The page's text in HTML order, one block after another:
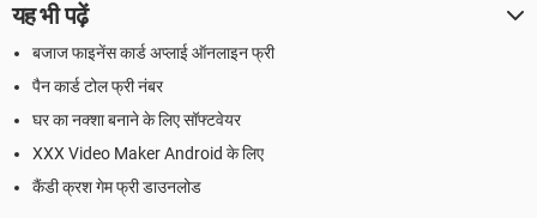
यह भी पढ़ें
बजाज फाइनेंस कार्ड अप्लाई ऑनलाइन फ्री
पैन कार्ड टोल फ्री नंबर
घर का नक्शा बनाने के लिए सॉफ्टवेयर
XXX Video Maker Android के लिए
कैंडी क्रश गेम फ्री डाउनलोड